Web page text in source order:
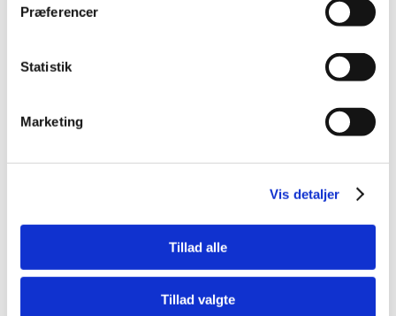
Præferencer
Statistik
Marketing
Vis detaljer
Tillad alle
Tillad valgte
Snack'it Kyllingemave – 200 g
er en naturlig og velsmagende
cm), hvilket gør dem perfekte som både belønning og
daglig forkælelse.